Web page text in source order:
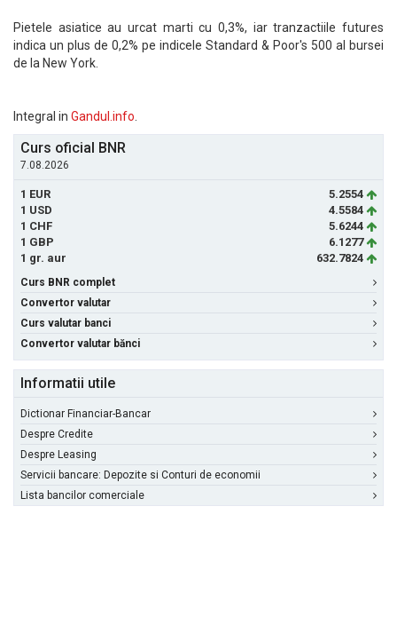
Pietele asiatice au urcat marti cu 0,3%, iar tranzactiile futures
indica un plus de 0,2% pe indicele Standard & Poor's 500 al bursei
de la New York.
Integral in Gandul.info
Curs oficial BNR
7.08.2026
1 EUR
5.2554
1 USD
4.5584
1 CHF
5.6244
1 GBP
6.1277
1 gr. aur
632.7824
Curs BNR complet
Convertor valutar
Curs valutar banci
Convertor valutar bănci
Informatii utile
Dictionar Financiar-Bancar
Despre Credite
Despre Leasing
Servicii bancare: Depozite si Conturi de economii
Lista bancilor comerciale